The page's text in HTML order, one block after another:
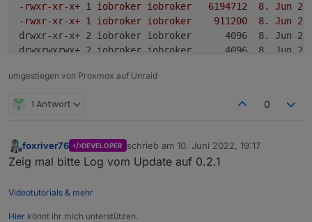
-rwxr-xr-x+ 1 iobroker iobroker   6194712  8. Jun
-rwxr-xr-x+ 1 iobroker iobroker    911200  8. Jun
drwxr-xr-x+ 2 iobroker iobroker      4096  8. Jun
-rwxr-xr-x+ 1 iobroker iobroker      9880  8. Jun
-rw-r--r--+ 1 iobroker iobroker      2531  8. Jun
-rw-r--r--+ 1 iobroker iobroker   7988530  8. Jun
-rw-r--r--+ 1 iobroker iobroker    731008  8. Jun
-rwxr-xr-x+ 1 iobroker iobroker     37394  8. Jun
-rwxr-xr-x+ 1 iobroker iobroker     33273  8. Jun
umgestiegen von Proxmox auf Unraid
1 Antwort 0
Offline
foxriver76 DEVELOPER schrieb am 10. Juni 2022, 19:17
zuletzt editiert von
Zeig mal bitte Log vom Update auf 0.2.1
Videotutorials & mehr
Hier könnt ihr mich unterstützen.